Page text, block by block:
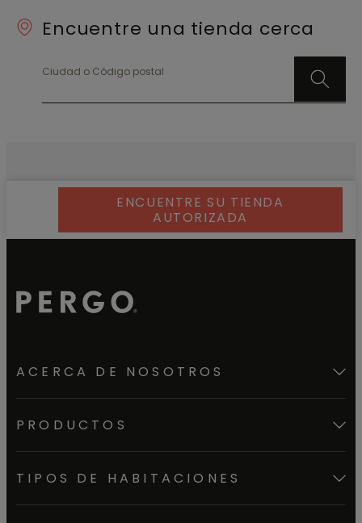
Encuentre una tienda cerca
Ciudad o Código postal
ENCUENTRE SU TIENDA
AUTORIZADA
ACERCA DE NOSOTROS
PRODUCTOS
TIPOS DE HABITACIONES